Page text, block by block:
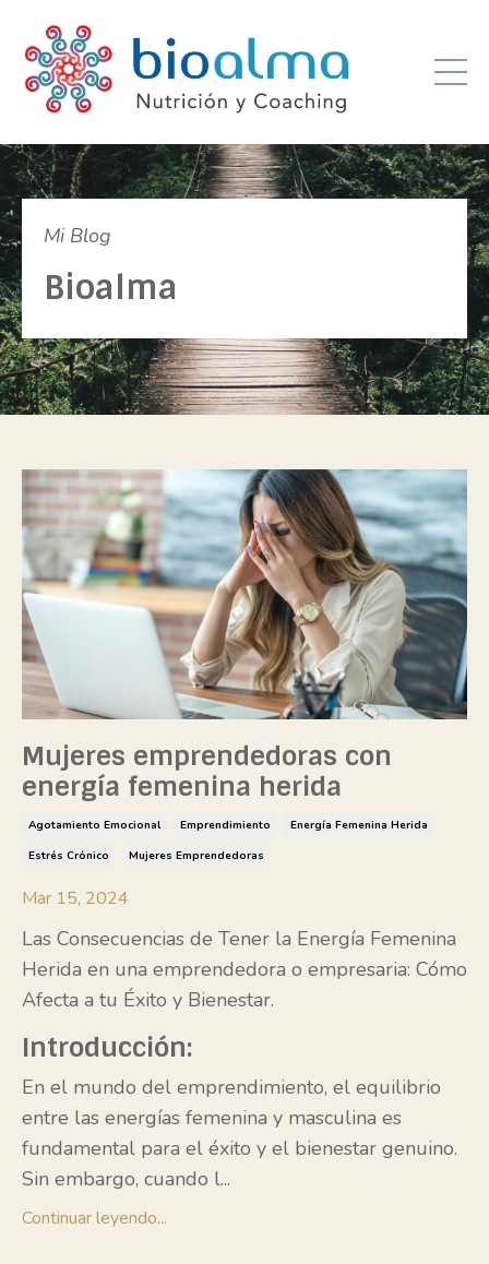
Mi Blog
Bioalma
Mujeres emprendedoras con
energía femenina herida
Agotamiento Emocional Emprendimiento
Energía Femenina Herida
Estrés Crónico
Mujeres Emprendedoras
Mar 15, 2024
Las Consecuencias de Tener la Energía Femenina
Herida en una emprendedora o empresaria: Cómo
Afecta a tu Éxito y Bienestar.
Introducción:
En el mundo del emprendimiento, el equilibrio
entre las energías femenina y masculina es
fundamental para el éxito y el bienestar genuino.
Sin embargo, cuando l...
Continuar leyendo...